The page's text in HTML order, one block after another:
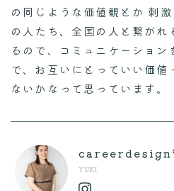
の同じような価値観とか 刺
の人たち、全国の人と繋が
るので、コミュニケーション
で、お互いにとっていい価値
ないかなって思っています。
careerdesign
YUKI